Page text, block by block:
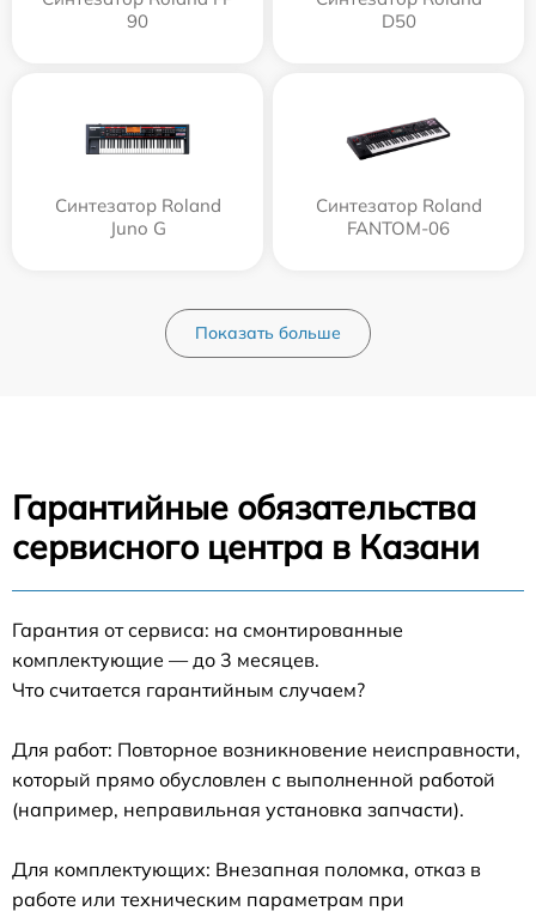
90
D50
Синтезатор Roland
Juno G
Синтезатор Roland
FANTOM-06
Показать больше
Гарантийные обязательства
сервисного центра в Казани
Гарантия от сервиса: на смонтированные
комплектующие — до 3 месяцев.
Что считается гарантийным случаем?
Для работ: Повторное возникновение неисправности,
который прямо обусловлен с выполненной работой
(например, неправильная установка запчасти).
Для комплектующих: Внезапная поломка, отказ в
работе или техническим параметрам при